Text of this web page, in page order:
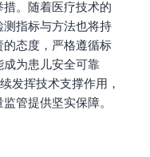
。随着医疗技术的
指标与方法也将持
态度，严格遵循标
为患儿安全可靠
发挥技术支撑作用，
管提供坚实保障。